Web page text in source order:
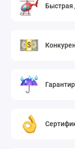
Быстрая